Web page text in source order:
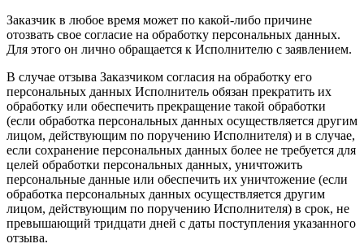
Заказчик в любое время может по какой-либо причине
отозвать свое согласие на обработку персональных данных.
Для этого он лично обращается к Исполнителю с заявлением.
В случае отзыва Заказчиком согласия на обработку его
персональных данных Исполнитель обязан прекратить их
обработку или обеспечить прекращение такой обработки
(если обработка персональных данных осуществляется другим
лицом, действующим по поручению Исполнителя) и в случае,
если сохранение персональных данных более не требуется для
целей обработки персональных данных, уничтожить
персональные данные или обеспечить их уничтожение (если
обработка персональных данных осуществляется другим
лицом, действующим по поручению Исполнителя) в срок, не
превышающий тридцати дней с даты поступления указанного
отзыва.